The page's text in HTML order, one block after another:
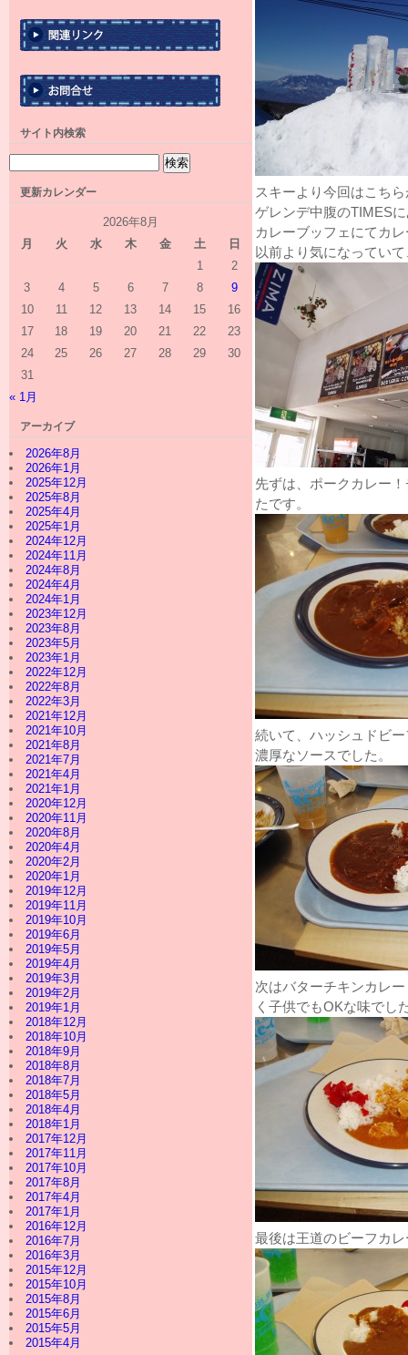
サイト内検索
更新カレンダー
2026年8月
月
火 水 木 金 土
日
1
2
3
4 5 6 7 8
9
10
11 12 13 14 15
16
17
18 19 20 21 22
23
24
25 26 27 28 29
30
31
« 1月
アーカイブ
2026年8月
2026年1月
2025年12月
2025年8月
2025年4月
2025年1月
2024年12月
2024年11月
2024年8月
2024年4月
2024年1月
2023年12月
2023年8月
2023年5月
2023年1月
2022年12月
2022年8月
2022年3月
2021年12月
2021年10月
2021年8月
2021年7月
2021年4月
2021年1月
2020年12月
2020年11月
2020年8月
2020年4月
2020年2月
2020年1月
2019年12月
2019年11月
2019年10月
2019年6月
2019年5月
2019年4月
2019年3月
2019年2月
2019年1月
2018年12月
2018年10月
2018年9月
2018年8月
2018年7月
2018年5月
2018年4月
2018年1月
2017年12月
2017年11月
2017年10月
2017年8月
2017年4月
2017年1月
2016年12月
2016年7月
2016年3月
2015年12月
2015年10月
2015年8月
2015年6月
2015年5月
2015年4月
スキーより今回はこち
ゲレンデ中腹のTIMES
カレーブッフェにてカ
以前より気になってい
先ずは、ポークカレー
たです。
続いて、ハッシュドビ
濃厚なソースでした。
次はバターチキンカレ
く子供でもOKな味でし
最後は王道のビーフカ